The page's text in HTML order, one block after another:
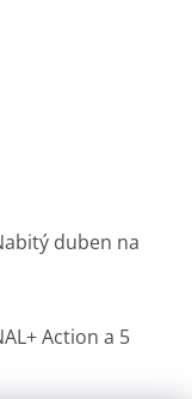
duben na
Action a 5